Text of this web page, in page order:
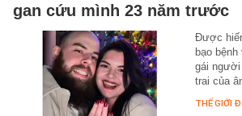
gan cứu mình 23 năm trước
Được
bạo
gái người
trai của
THẾ GIỚI